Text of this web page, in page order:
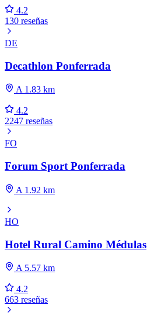
4.2
130 reseñas
DE
Decathlon Ponferrada
A 1.83 km
4.2
2247 reseñas
FO
Forum Sport Ponferrada
A 1.92 km
HO
Hotel Rural Camino Médulas
A 5.57 km
4.2
663 reseñas